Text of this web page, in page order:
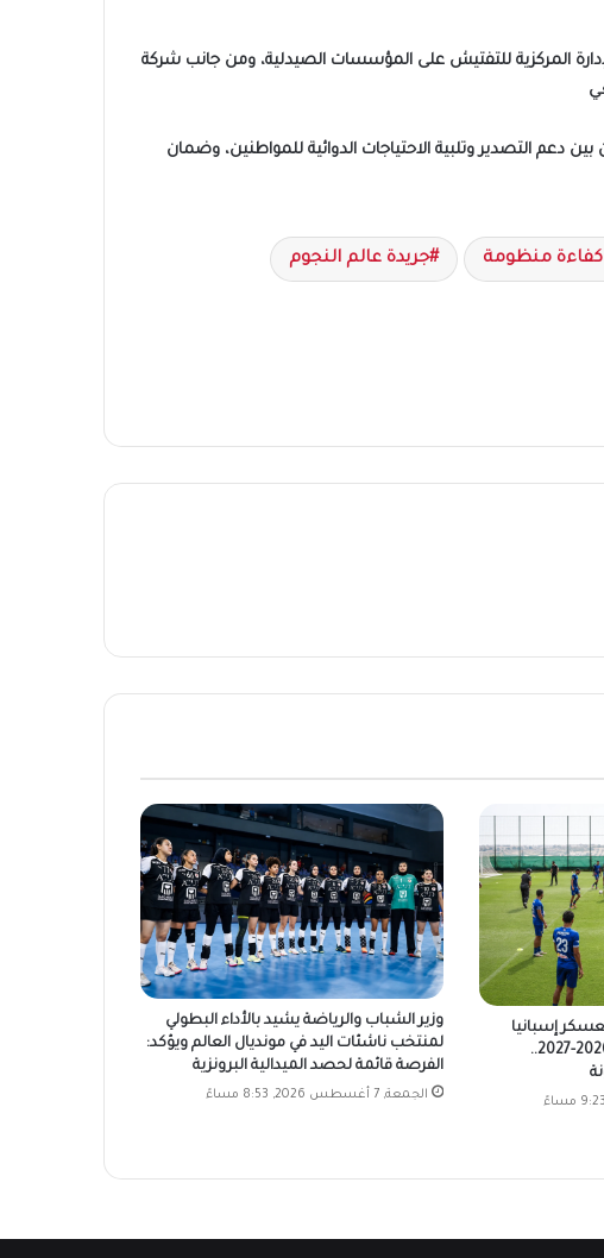
المركزية للتفتيش على المؤسسات الصيدلية، ومن جانب شركة
دعم التصدير وتلبية الاحتياجات الدوائية للمواطنين، وضمان
كفاءة منظومة جريدة عالم النجوم
إسبانيا
استعدادًا لانطلاق موسم 2026-2027..
وزير الشباب والرياضة يشيد بالأداء البطولي
لمنتخب ناشئات اليد في مونديال العالم ويؤكد:
الفرصة قائمة لحصد الميدالية البرونزية
الجمعة, 7 أغسطس 2026, 8:53 مساءً